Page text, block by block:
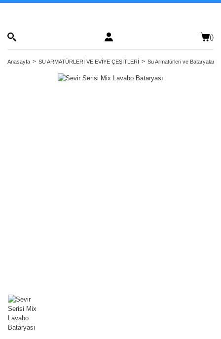
()
Anasayfa SU ARMATÜRLERİ VE EVİYE ÇEŞİTLERİ Su Armatürleri ve Bataryalar